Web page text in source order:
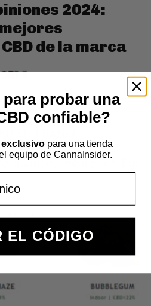
2024:
de la marca
probar una
confiable?
para una tienda
equipo de CannaInsider.
EL CÓDIGO